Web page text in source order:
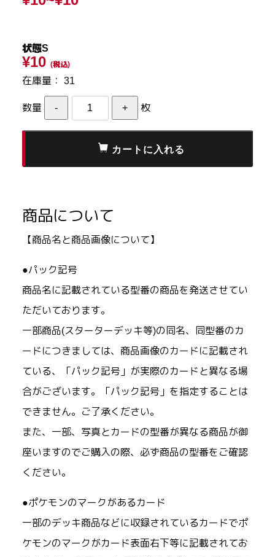
状態S
¥10 (税込)
在庫量： 31
数量 枚
商品について
【商品名と商品画像について】
●パック記号
商品名に記載されている型番の商品を発送させてい
ただいております。
一部商品(スターターデッキ等)の同名、同型番のカ
ードにつきましては、商品画像のカードに記載され
ている、「パック記号」が実際のカードと異なる場
合がございます。「パック記号」を指定することは
できません。ご了承ください。
また、一部、写真とカードの型番が異なる商品が御
座いますのでご購入の際、必ず商品の型番をご確認
ください。
●ポケモンのマークがあるカード
一部のデッキ商品などに収録されているカードでポ
ケモンのマークがカード表面右下等に記載されてお